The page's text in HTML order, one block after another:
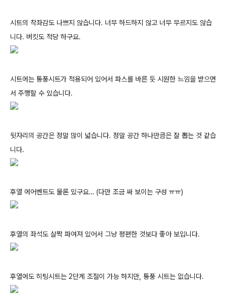
시트의 착좌감도 나쁘지 않습니다. 너무 하드하지 않고 너무 무르지도 않습
니다. 버킷도 적당 하구요.
시트에는 통풍시트가 적용되어 있어서 파스를 바른 듯 시원한 느낌을 받으면
서 주행할 수 있습니다.
뒷자리의 공간은 정말 많이 넓습니다. 정말 공간 하나만큼은 잘 뽑는 것 같습
니다.
후열 에어벤트도 물론 있구요… (다만 조금 싸 보이는 구성 ㅠㅠ)
후열의 좌석도 살짝 파여져 있어서 그냥 평편한 것보다 좋아 보입니다.
후열에도 히팅시트는 2단계 조절이 가능 하지만, 통풍 시트는 없습니다.